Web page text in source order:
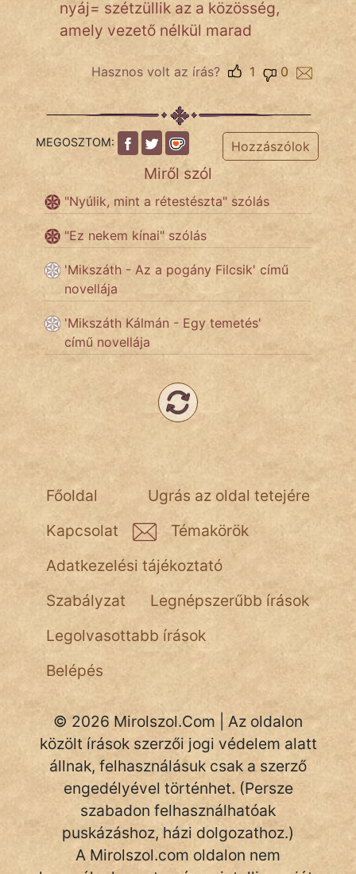
Láron Ádám
mikkamakka
vörös ördög
nagyöreg
NapHold
Név nélkül
pszichopati
szegény legény
Hoffer Botond
szemfüles
nyáj= szétzüllik az a közösség,
amely vezető nélkül marad
Hasznos volt az írás? 0
1
MEGOSZTOM: Hozzászólok
Miről szól
"Nyúlik, mint a rétestészta" szólás
"Ez nekem kínai" szólás
'Mikszáth - Az a pogány Filcsik' című
novellája
'Mikszáth Kálmán - Egy temetés'
című novellája
Ugrás az oldal tetejére
Főoldal
Kapcsolat
Témakörök
Adatkezelési tájékoztató
Szabályzat
Legnépszerűbb írások
Legolvasottabb írások
Belépés
© 2026 Mirolszol.Com | Az oldalon
közölt írások szerzői jogi védelem alatt
állnak, felhasználásuk csak a szerző
engedélyével történhet. (Persze
szabadon felhasználhatóak
puskázáshoz, házi dolgozathoz.)
A Mirolszol.com oldalon nem